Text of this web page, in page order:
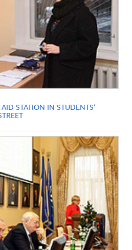
STATION IN STUDENTS’